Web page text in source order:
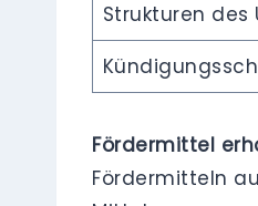
Strukturen des
Fördermittel
Fördermitteln